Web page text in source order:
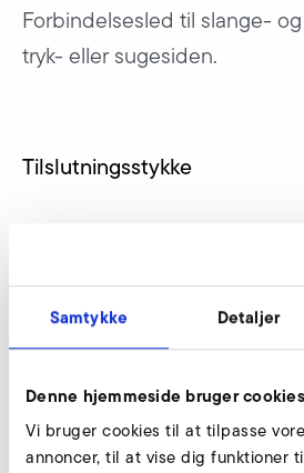
Samtykke Detaljer
Denne hjemmeside bruger cookies
Vi bruger cookies til at tilpasse
annoncer, til at vise dig funktioner
Forbindelsesled til slange-
tryk- eller sugesiden.
Tilslutningsstykke